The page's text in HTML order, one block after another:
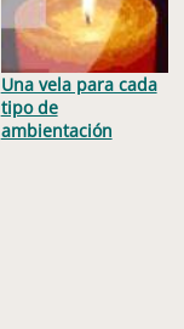
Una vela para cada
tipo de
ambientación